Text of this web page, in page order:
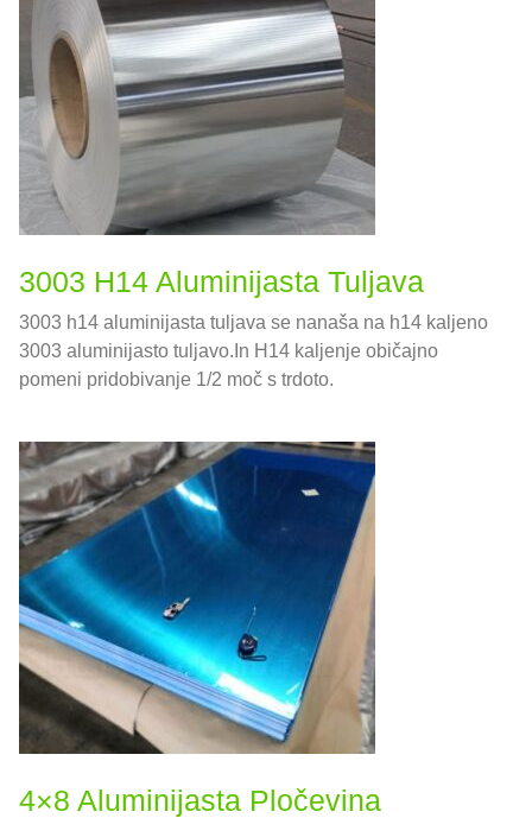
3003 H14 Aluminijasta Tuljava
3003 h14 aluminijasta tuljava se nanaša na h14 kaljeno
3003 aluminijasto tuljavo.In H14 kaljenje običajno
pomeni pridobivanje 1/2 moč s trdoto.
4×8 Aluminijasta Pločevina